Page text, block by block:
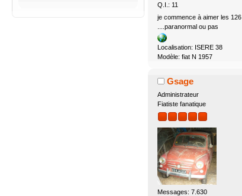
Q.I.: 11
je commence à aimer les 126
....paranormal ou pas
Localisation: ISERE 38
Modèle: fiat N 1957
Gsage
Administrateur
Fiatiste fanatique
Messages: 7.630